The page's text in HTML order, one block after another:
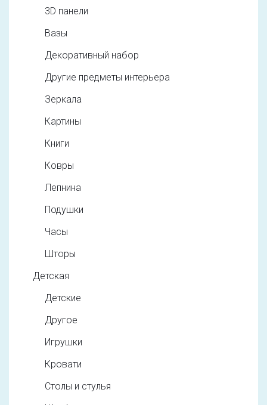
3D панели
Вазы
Декоративный набор
Другие предметы интерьера
Зеркала
Картины
Книги
Ковры
Лепнина
Подушки
Часы
Шторы
Детская
Детские
Другое
Игрушки
Кровати
Столы и стулья